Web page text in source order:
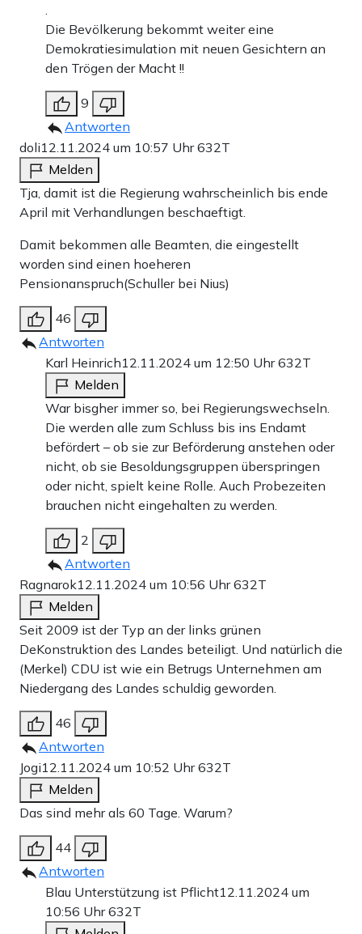
.
Die Bevölkerung bekommt weiter eine
Demokratiesimulation mit neuen Gesichtern an
den Trögen der Macht !!
9
Antworten
doli12.11.2024 um 10:57 Uhr632T
Melden
Tja, damit ist die Regierung wahrscheinlich bis ende
April mit Verhandlungen beschaeftigt.
Damit bekommen alle Beamten, die eingestellt
worden sind einen hoeheren
Pensionanspruch(Schuller bei Nius)
46
Antworten
Karl Heinrich12.11.2024 um 12:50 Uhr632T
Melden
War bisgher immer so, bei Regierungswechseln.
Die werden alle zum Schluss bis ins Endamt
befördert – ob sie zur Beförderung anstehen oder
nicht, ob sie Besoldungsgruppen überspringen
oder nicht, spielt keine Rolle. Auch Probezeiten
brauchen nicht eingehalten zu werden.
2
Antworten
Ragnarok12.11.2024 um 10:56 Uhr632T
Melden
Seit 2009 ist der Typ an der links grünen
DeKonstruktion des Landes beteiligt. Und natürlich die
(Merkel) CDU ist wie ein Betrugs Unternehmen am
Niedergang des Landes schuldig geworden.
46
Antworten
Jogi12.11.2024 um 10:52 Uhr632T
Melden
Das sind mehr als 60 Tage. Warum?
44
Antworten
Blau Unterstützung ist Pflicht12.11.2024 um
10:56 Uhr632T